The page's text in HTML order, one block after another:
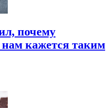
почему
кажется таким